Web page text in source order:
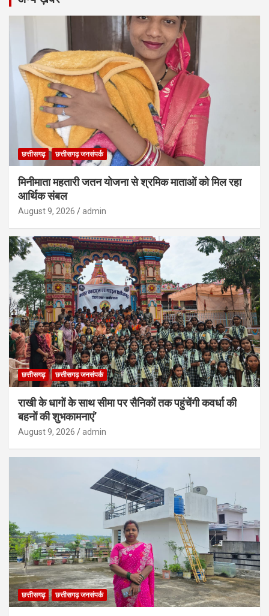
छत्तीसगढ़ छत्तीसगढ़ जनसंपर्क
मिनीमाता महतारी जतन योजना से श्रमिक माताओं को मिल रहा
आर्थिक संबल
August 9, 2026 admin
छत्तीसगढ़ छत्तीसगढ़ जनसंपर्क
राखी के धागों के साथ सीमा पर सैनिकों तक पहुंचेंगी कवर्धा की
बहनों की शुभकामनाएं’
August 9, 2026 admin
छत्तीसगढ़ छत्तीसगढ़ जनसंपर्क